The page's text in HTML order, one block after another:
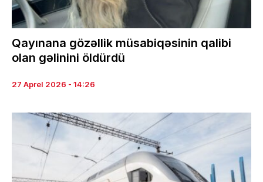
Qayınana gözəllik müsabiqəsinin qalibi
olan gəlinini öldürdü
27 Aprel 2026 - 14:26